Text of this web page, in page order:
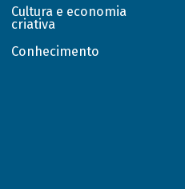
Cultura e economia
criativa
Conhecimento